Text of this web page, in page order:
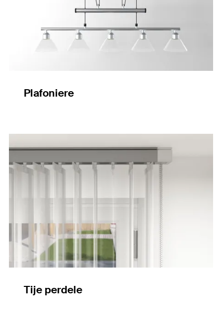
Plafoniere
Tije perdele